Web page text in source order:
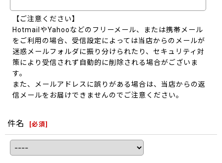
【ご注意ください】
HotmailやYahooなどのフリーメール、または携帯メール
をご利用の場合、受信設定によっては当店からのメールが
迷惑メールフォルダに振り分けられたり、セキュリティ対
策により受信されず自動的に削除される場合がございま
す。
また、メールアドレスに誤りがある場合は、当店からの返
信メールをお届けできませんのでご注意ください。
件名 [必須]